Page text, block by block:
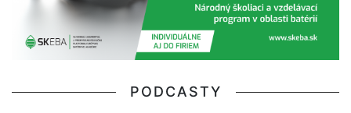
PODCASTY